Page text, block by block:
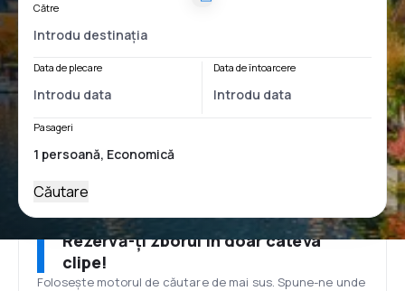
Către
Data de plecare Data de întoarcere
Pasageri
Căutare
Rezervă-ți zborul în doar câteva
clipe!
Folosește motorul de căutare de mai sus. Spune-ne unde